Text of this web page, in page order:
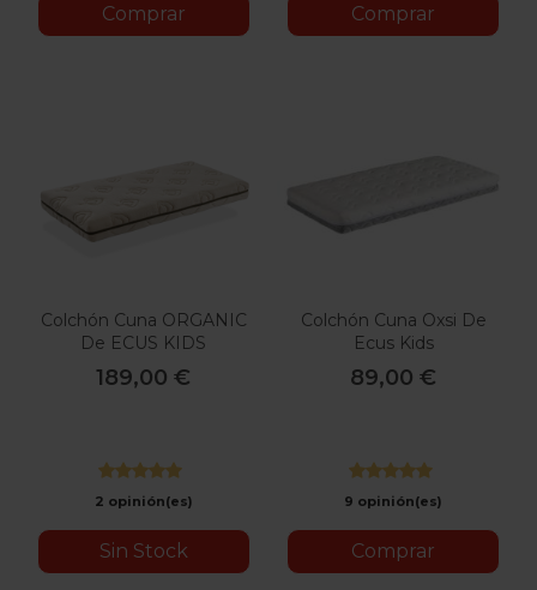
Comprar Comprar
Colchón Cuna ORGANIC
De ECUS KIDS
189,00 €
2 opinión(es)
Sin Stock
Colchón Cuna Oxsi De
Ecus Kids
89,00 €
9 opinión(es)
Comprar